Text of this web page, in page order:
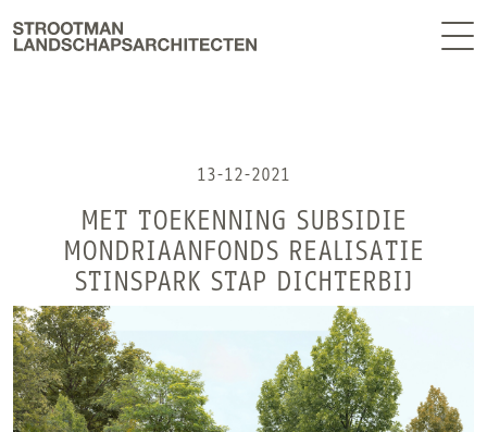
BUREAU
13-12-2021
MET TOEKENNING SUBSIDIE
MONDRIAANFONDS REALISATIE
STINSPARK STAP DICHTERBIJ